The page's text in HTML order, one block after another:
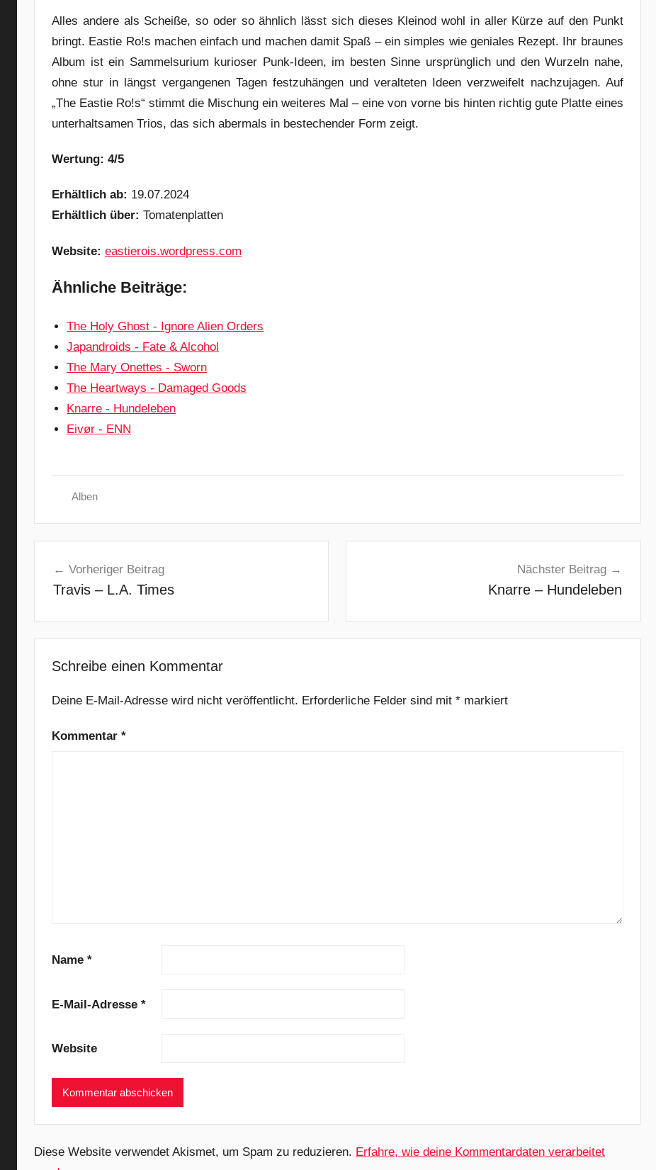
Alles andere als Scheiße, so oder so ähnlich lässt sich dieses Kleinod wohl in aller Kürze auf den Punkt
bringt. Eastie Ro!s machen einfach und machen damit Spaß – ein simples wie geniales Rezept. Ihr braunes
Album ist ein Sammelsurium kurioser Punk-Ideen, im besten Sinne ursprünglich und den Wurzeln nahe,
ohne stur in längst vergangenen Tagen festzuhängen und veralteten Ideen verzweifelt nachzujagen. Auf
„The Eastie Ro!s“ stimmt die Mischung ein weiteres Mal – eine von vorne bis hinten richtig gute Platte eines
unterhaltsamen Trios, das sich abermals in bestechender Form zeigt.
Wertung: 4/5
Erhältlich ab: 19.07.2024
Erhältlich über: Tomatenplatten
Website: eastierois.wordpress.com
Ähnliche Beiträge:
The Holy Ghost - Ignore Alien Orders
Japandroids - Fate & Alcohol
The Mary Onettes - Sworn
The Heartways - Damaged Goods
Knarre - Hundeleben
Eivør - ENN
Alben
s
t
o
s
P
E
t
e
!
s
Vorheriger Beitrag
Travis – L.A. Times
Nächster Beitrag
Knarre – Hundeleben
Schreibe einen Kommentar
Deine E-Mail-Adresse wird nicht veröffentlicht. Erforderliche Felder sind mit * markiert
Kommentar *
Name *
E-Mail-Adresse *
Website
Diese Website verwendet Akismet, um Spam zu reduzieren. Erfahre, wie deine Kommentardaten verarbeitet